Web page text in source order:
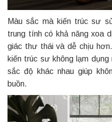
Màu sắc mà kiến trúc sư
trung tính có khả năng xoa
giác thư thái và dễ chịu
kiến trúc sư không lạm
sắc độ khác nhau giúp
buồn.